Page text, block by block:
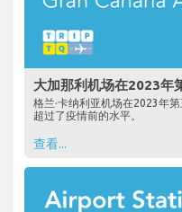
大加那利机场在2023年
格兰·卡纳利亚机场在2023年
超过了疫情前的水平。
查看...